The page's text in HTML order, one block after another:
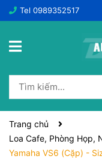
Tel 0989352517
Trang chủ
Loa Cafe, Phòng Họp,
Yamaha VS6 (Cặp) -